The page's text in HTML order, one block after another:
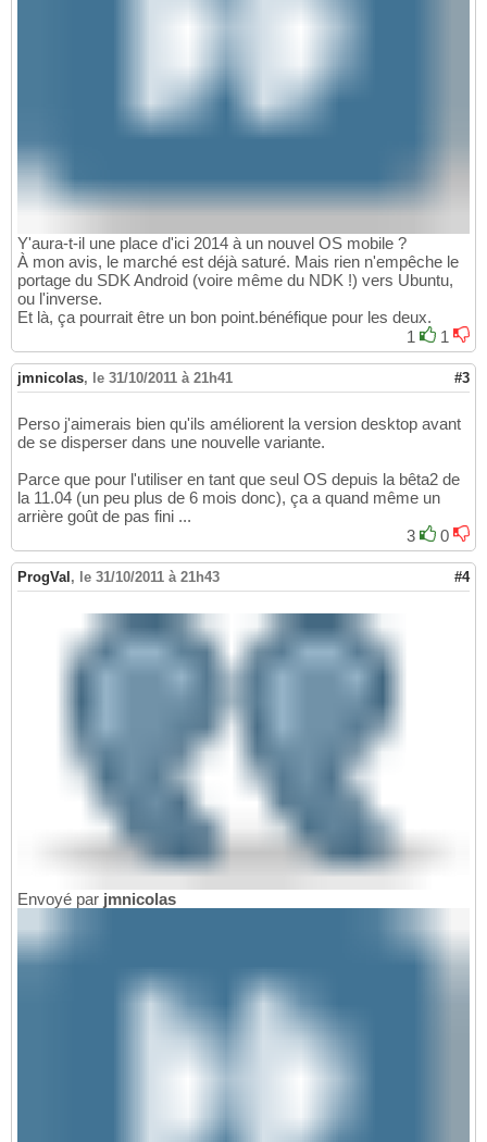
Y'aura-t-il une place d'ici 2014 à un nouvel OS mobile ?
À mon avis, le marché est déjà saturé. Mais rien n'empêche le
portage du SDK Android (voire même du NDK !) vers Ubuntu,
ou l'inverse.
Et là, ça pourrait être un bon point.bénéfique pour les deux.
1
1
jmnicolas, le 31/10/2011 à 21h41 #3
Perso j'aimerais bien qu'ils améliorent la version desktop avant
de se disperser dans une nouvelle variante.
Parce que pour l'utiliser en tant que seul OS depuis la bêta2 de
la 11.04 (un peu plus de 6 mois donc), ça a quand même un
arrière goût de pas fini ...
3
0
ProgVal , le 31/10/2011 à 21h43 #4
Envoyé par jmnicolas